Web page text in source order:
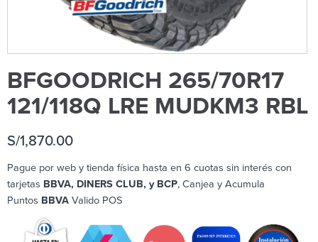
BFGOODRICH 265/70R17
121/118Q LRE MUDKM3 RBL
S/1,870.00
Pague por web y tienda física hasta en 6 cuotas sin interés con
tarjetas BBVA, DINERS CLUB, y BCP, Canjea y Acumula
Puntos BBVA Valido POS